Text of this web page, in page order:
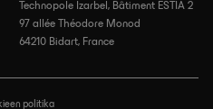
Technopole Izarbel, Bâtiment ESTIA 2
97 allée Théodore Monod
64210 Bidart, France
politika